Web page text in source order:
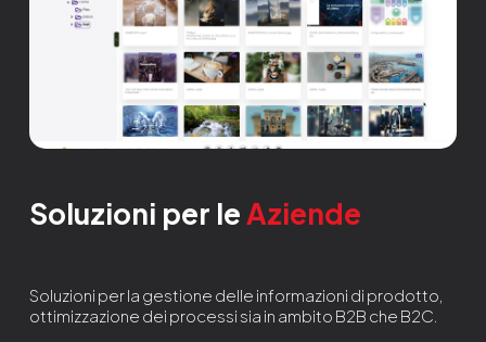
Soluzioni per le Aziende
Soluzioni per la gestione delle informazioni di prodotto,
ottimizzazione dei processi sia in ambito B2B che B2C.